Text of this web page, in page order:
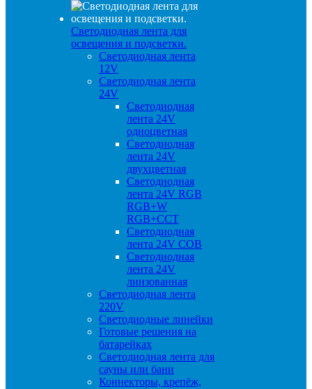
Светодиодная лента для
освещения и подсветки.
Светодиодная лента
12V
Светодиодная лента
24V
Светодиодная
лента 24V
одноцветная
Светодиодная
лента 24V
двухцветная
Светодиодная
лента 24V RGB
RGB+W
RGB+CCT
Светодиодная
лента 24V COB
Светодиодная
лента 24V
линзованная
Светодиодная лента
220V
Светодиодные линейки
Готовые решения на
батарейках
Светодиодная лента для
сауны или бани
Коннекторы, крепёж,